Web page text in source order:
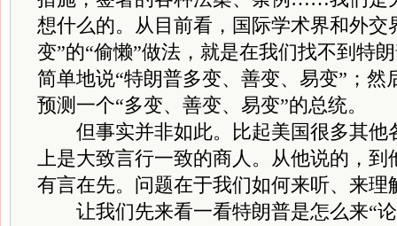
想什么的。从目前看，国际学术界和外交
变”的“偷懒”做法，就是在我们找不到特
简单地说“特朗普多变、善变、易变”；然
预测一个“多变、善变、易变”的总统。
但事实并非如此。比起美国很多其他
上是大致言行一致的商人。从他说的，到
有言在先。问题在于我们如何来听、来理
让我们先来看一看特朗普是怎么来“论